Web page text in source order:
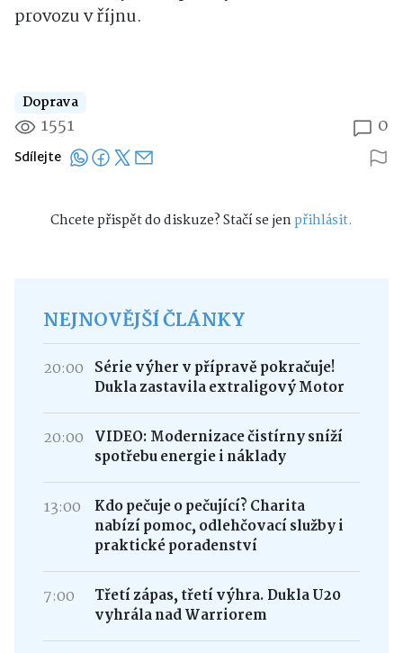
provozu v říjnu.
Doprava
1551 0
Sdílejte
Chcete přispět do diskuze? Stačí se jenpřihlásit.
NEJNOVĚJŠÍ ČLÁNKY
20:00 Série výher v přípravě pokračuje!
Dukla zastavila extraligový Motor
20:00 VIDEO: Modernizace čistírny sníží
spotřebu energie i náklady
13:00
Kdo pečuje o pečující? Charita
nabízí pomoc, odlehčovací služby i
praktické poradenství
7:00
Třetí zápas, třetí výhra. Dukla U20
vyhrála nad Warriorem